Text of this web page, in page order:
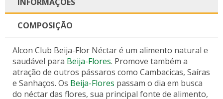
COMPOSIÇÃO
Alcon Club Beija-Flor Néctaré um alimento natural e
saudável para Beija-Flores. Promove também a
atração de outros pássaros como Cambacicas, Saíras
e Sanhaços. Os Beija-Flores passam o dia em busca
do néctar das flores, sua principal fonte de alimento,